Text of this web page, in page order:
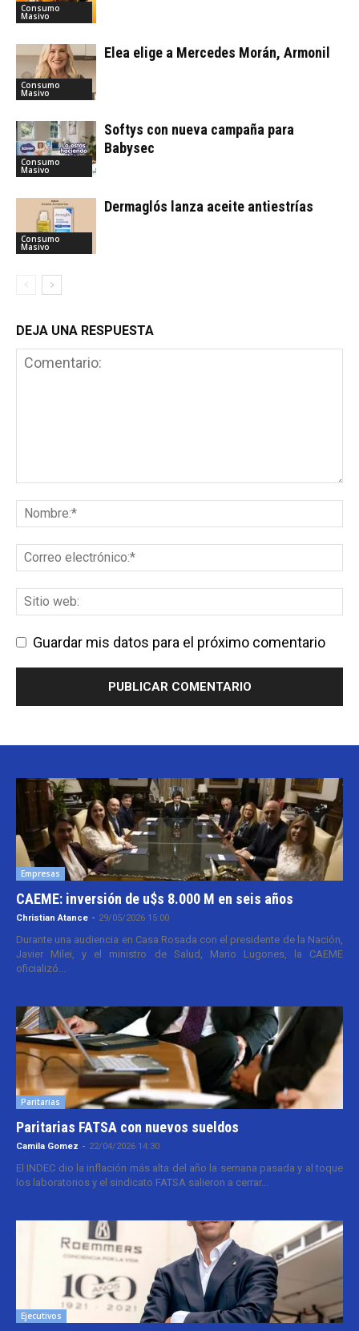
Consumo
Masivo
Consumo
Masivo
Elea elige a Mercedes Morán, Armonil
Consumo
Masivo
Softys con nueva campaña para
Babysec
Consumo
Masivo
Dermaglós lanza aceite antiestrías
DEJA UNA RESPUESTA
Guardar mis datos para el próximo comentario
Empresas
CAEME: inversión de u$s 8.000 M en seis años
Christian Atance - 29/05/2026 15:00
Durante una audiencia en Casa Rosada con el presidente de la Nación,
Javier Milei, y el ministro de Salud, Mario Lugones, la CAEME
oficializó...
Paritarias
Paritarias FATSA con nuevos sueldos
Camila Gomez - 22/04/2026 14:30
El INDEC dio la inflación más alta del año la semana pasada y al toque
los laboratorios y el sindicato FATSA salieron a cerrar...
Ejecutivos